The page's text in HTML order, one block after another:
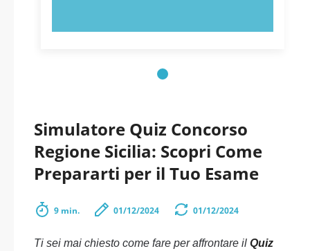
Simulatore Quiz Concorso
Regione Sicilia: Scopri Come
Prepararti per il Tuo Esame
9 min. 01/12/2024 01/12/2024
Ti sei mai chiesto come fare per affrontare il Quiz